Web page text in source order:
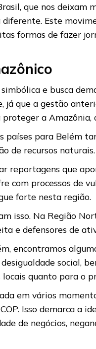
que nos
Este
formas de fazer
e busca
já que a gestão
a
países para Belém
de recursos naturais.
reportagens que
com processos de
forte nesta região.
isso. Na Região
e defensores de
encontramos
social,
quanto para
em vários
Isso demarca a
de negócios,